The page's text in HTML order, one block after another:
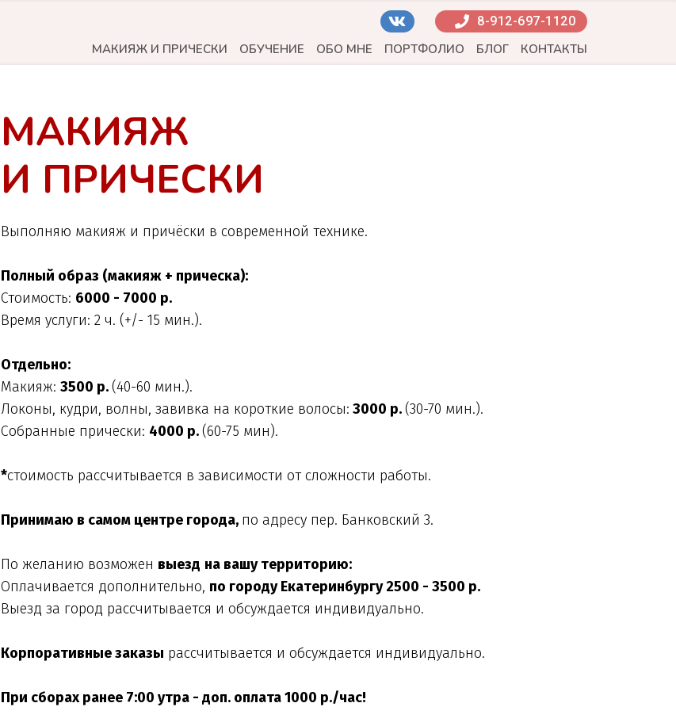
8-912-697-1120
МАКИЯЖ И ПРИЧЕСКИ ОБУЧЕНИЕ ОБО МНЕ ПОРТФОЛИО БЛОГ КОНТАКТЫ
МАКИЯЖ
И ПРИЧЕСКИ
Выполняю макияж и причёски в современной технике.
Полный образ (макияж + прическа):
Стоимость: 6000 - 7000 р.
Время услуги: 2 ч. (+/- 15 мин.).
Отдельно:
Макияж: 3500 р. (40-60 мин.).
Локоны, кудри, волны, завивка на короткие волосы: 3000 р. (30-70 мин.).
Собранные прически: 4000 р. (60-75 мин).
*стоимость рассчитывается в зависимости от сложности работы.
Принимаю в самом центре города, по адресу пер. Банковский 3.
По желанию возможен выезд на вашу территорию:
Оплачивается дополнительно, по городу Екатеринбургу 2500 - 3500 р.
Выезд за город рассчитывается и обсуждается индивидуально.
Корпоративные заказы рассчитывается и обсуждается индивидуально.
При сборах ранее 7:00 утра - доп. оплата 1000 р./час!